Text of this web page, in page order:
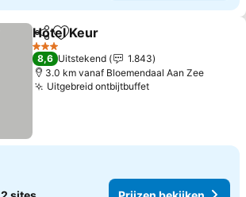
DelenToevoegen aan favorieten
Hotel Keur
3 Sterren
8,6 Uitstekend
1.843
3.0 km vanaf Bloemendaal Aan Zee
Uitgebreid ontbijtbuffet